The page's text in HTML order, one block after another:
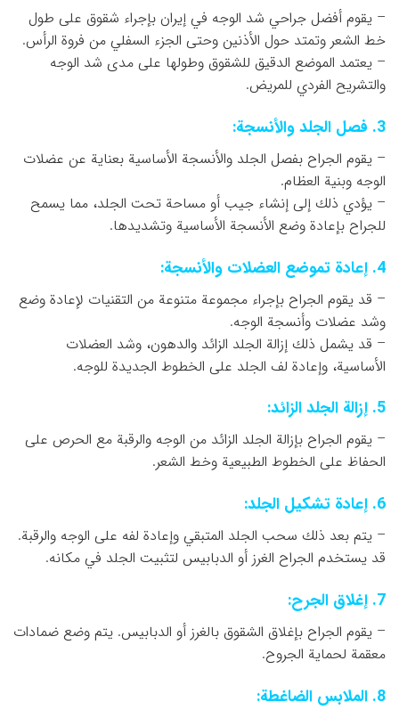
– يقوم أفضل جراحي شد الوجه في إيران بإجراء شقوق على طول
خط الشعر وتمتد حول الأذنين وحتى الجزء السفلي من فروة الرأس.
– يعتمد الموضع الدقيق للشقوق وطولها على مدى شد الوجه
والتشريح الفردي للمريض.
3. فصل الجلد والأنسجة:
– يقوم الجراح بفصل الجلد والأنسجة الأساسية بعناية عن عضلات
الوجه وبنية العظام.
– يؤدي ذلك إلى إنشاء جيب أو مساحة تحت الجلد، مما يسمح
للجراح بإعادة وضع الأنسجة الأساسية وتشديدها.
4. إعادة تموضع العضلات والأنسجة:
– قد يقوم الجراح بإجراء مجموعة متنوعة من التقنيات لإعادة وضع
وشد عضلات وأنسجة الوجه.
– قد يشمل ذلك إزالة الجلد الزائد والدهون، وشد العضلات
الأساسية، وإعادة لف الجلد على الخطوط الجديدة للوجه.
5. إزالة الجلد الزائد:
– يقوم الجراح بإزالة الجلد الزائد من الوجه والرقبة مع الحرص على
الحفاظ على الخطوط الطبيعية وخط الشعر.
6. إعادة تشكيل الجلد:
– يتم بعد ذلك سحب الجلد المتبقي وإعادة لفه على الوجه والرقبة.
قد يستخدم الجراح الغرز أو الدبابيس لتثبيت الجلد في مكانه.
7. إغلاق الجرح:
– يقوم الجراح بإغلاق الشقوق بالغرز أو الدبابيس. يتم وضع ضمادات
معقمة لحماية الجروح.
8. الملابس الضاغطة: